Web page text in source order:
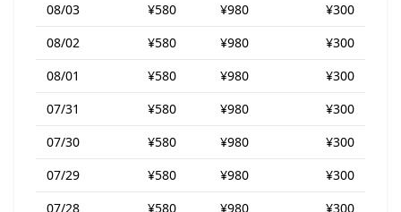
08/03
¥580 ¥980
¥300
08/02
¥580 ¥980
¥300
08/01
¥580 ¥980
¥300
07/31
¥580 ¥980
¥300
07/30
¥580 ¥980
¥300
07/29
¥580 ¥980
¥300
07/28
¥580 ¥980
¥300